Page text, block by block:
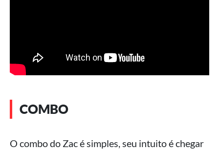
COMBO
O combo do Zac é simples, seu intuito é chegar